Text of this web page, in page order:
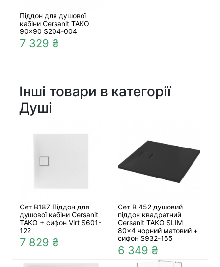
Піддон для душової
кабіни Cersanit TAKO
90x90 S204-004
7 329 ₴
Інші товари в категорії
Душі
Сет B187 Піддон для
душової кабіни Cersanit
TAKO + сифон Virt S601-
122
7 829 ₴
Сет B 452 душовий
піддон квадратний
Cersanit TAKO SLIM
80x4 чорний матовий +
сифон S932-165
6 349 ₴